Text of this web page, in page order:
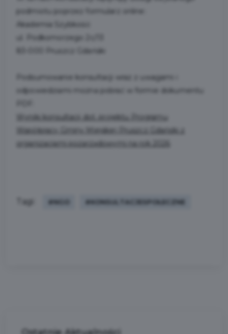
podmiotu poprzez formularz online:
Akademia Szybkości
ul. Podkomorzego 2c/13
83-000 Pruszcz Gdański
Podsumowanie konsultacji wraz z uwagami i
odpowiedziami można pobrać w formie dokumentu
Wyniki konsultacji dot. projektu Programu
Współpracy Gminy Miejskiej Pruszcz Gdański z
organizacjami pozarządowymi na rok 2026
Tagi: #NGO #KONSULTACJESPOŁECZNE